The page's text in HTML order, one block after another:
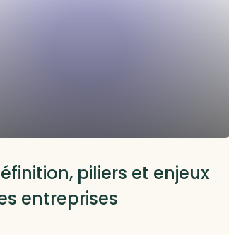
piliers et enjeux
entreprises